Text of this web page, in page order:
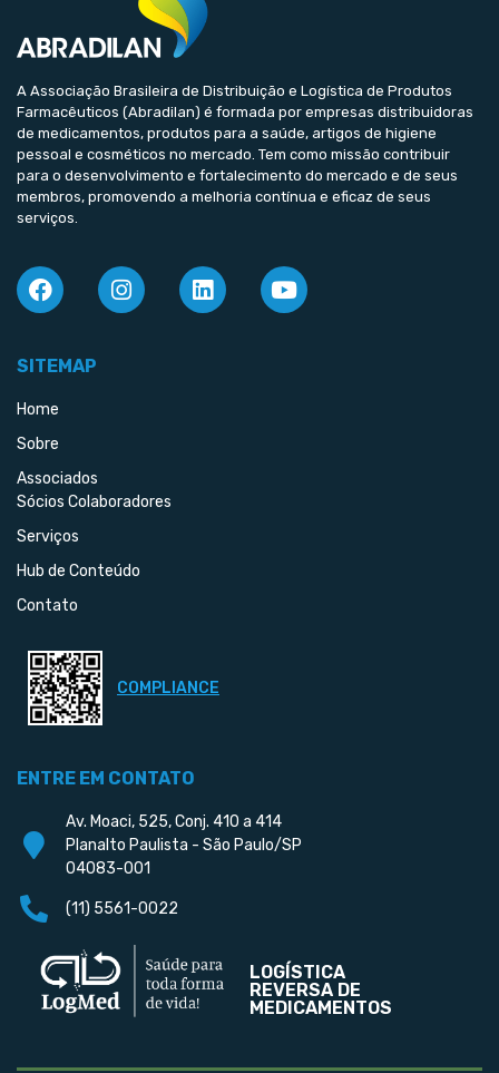
A Associação Brasileira de Distribuição e Logística de Produtos
Farmacêuticos (Abradilan) é formada por empresas distribuidoras
de medicamentos, produtos para a saúde, artigos de higiene
pessoal e cosméticos no mercado. Tem como missão contribuir
para o desenvolvimento e fortalecimento do mercado e de seus
membros, promovendo a melhoria contínua e eficaz de seus
serviços.
SITEMAP
Home
Sobre
Associados
Sócios Colaboradores
Serviços
Hub de Conteúdo
Contato
COMPLIANCE
ENTRE EM CONTATO
Av. Moaci, 525, Conj. 410 a 414
Planalto Paulista - São Paulo/SP
04083-001
(11) 5561-0022
LOGÍSTICA
REVERSA DE
MEDICAMENTOS